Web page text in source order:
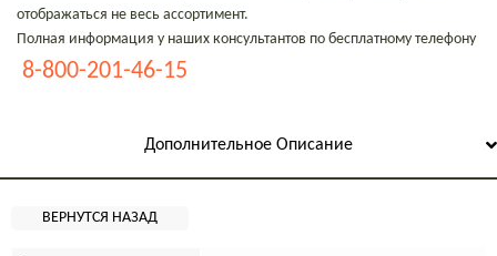
отображаться не весь ассортимент.
Полная информация у наших консультантов по бесплатному телефону
8-800-201-46-15
Дополнительное Описание